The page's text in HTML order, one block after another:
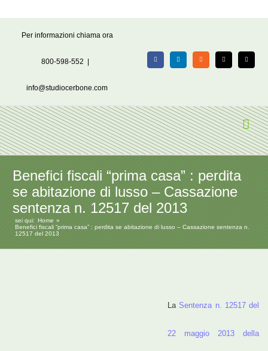
Per informazioni chiama ora
800-598-552
info@studiocerbone.com
FacebookLinkedIn Rss X Email
Benefici fiscali “prima casa” : perdita
se abitazione di lusso – Cassazione
sentenza n. 12517 del 2013
sei qui:
Home
Benefici fiscali “prima casa” : perdita se abitazione di lusso – Cassazione sentenza n.
12517 del 2013
La Sentenza n. 12517 del
22 maggio 2013 della